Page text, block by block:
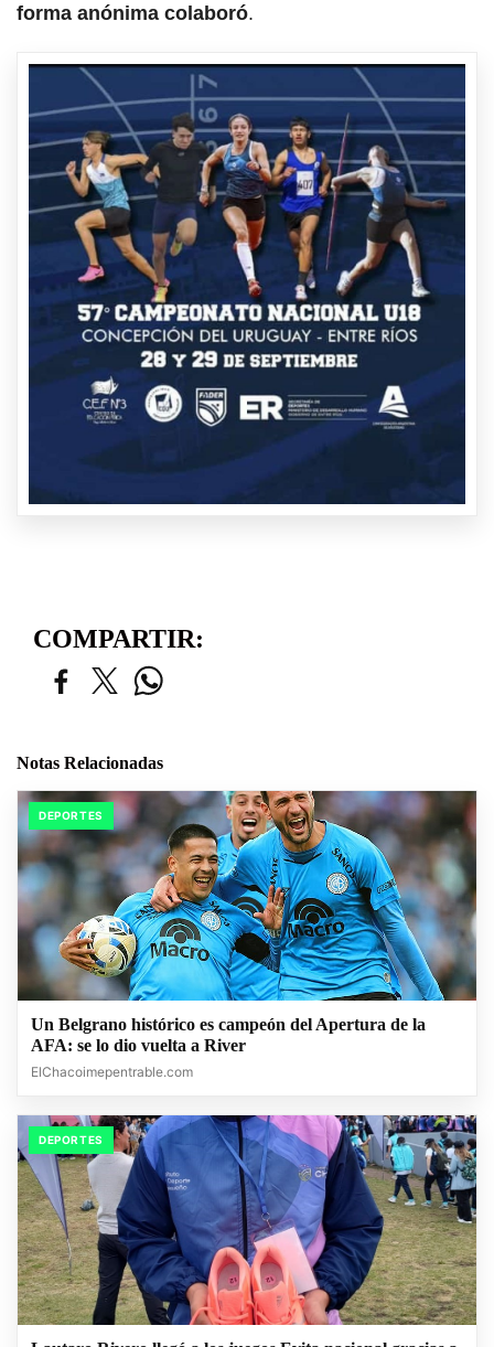
forma anónima colaboró.
COMPARTIR:
Notas Relacionadas
DEPORTES
Un Belgrano histórico es campeón del Apertura de la
AFA: se lo dio vuelta a River
ElChacoimepentrable.com
DEPORTES